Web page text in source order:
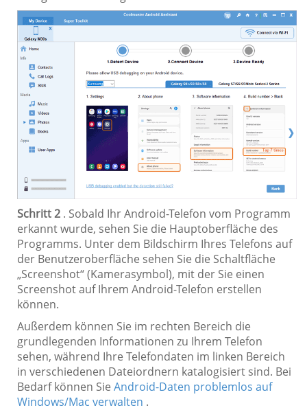
Schritt 2 . Sobald Ihr Android-Telefon vom Programm
erkannt wurde, sehen Sie die Hauptoberfläche des
Programms. Unter dem Bildschirm Ihres Telefons auf
der Benutzeroberfläche sehen Sie die Schaltfläche
„Screenshot“ (Kamerasymbol), mit der Sie einen
Screenshot auf Ihrem Android-Telefon erstellen
können.
Außerdem können Sie im rechten Bereich die
grundlegenden Informationen zu Ihrem Telefon
sehen, während Ihre Telefondaten im linken Bereich
in verschiedenen Dateiordnern katalogisiert sind. Bei
Bedarf können Sie Android-Daten problemlos auf
Windows/Mac verwalten .